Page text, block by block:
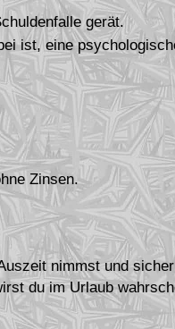
gerät.
ist, eine
Zinsen.
nimmst und
du im Urlaub